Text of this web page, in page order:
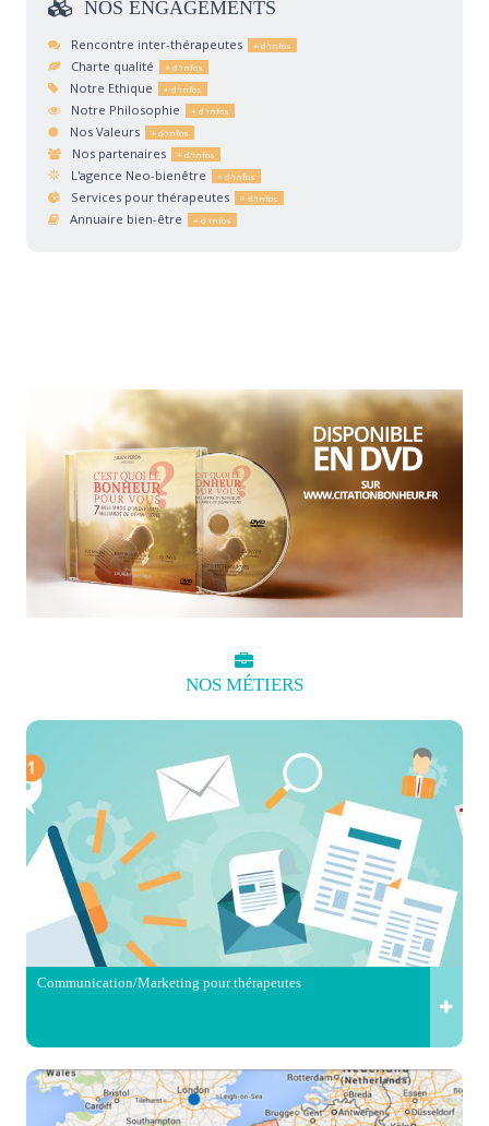
NOS ENGAGEMENTS
Rencontre inter-thérapeutes
Charte qualité
Notre Ethique
Notre Philosophie
Nos Valeurs
Nos partenaires
L'agence Neo-bienêtre
Services pour thérapeutes
Annuaire bien-être
NOS MÉTIERS
Communication/Marketing pour thérapeutes